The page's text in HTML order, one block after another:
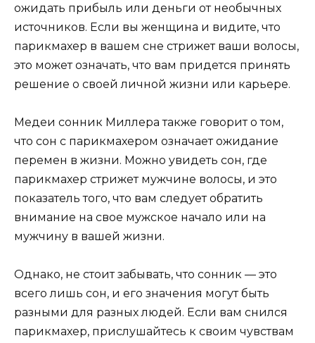
ожидать прибыль или деньги от необычных
источников. Если вы женщина и видите, что
парикмахер в вашем сне стрижет ваши волосы,
это может означать, что вам придется принять
решение о своей личной жизни или карьере.
Медеи сонник Миллера также говорит о том,
что сон с парикмахером означает ожидание
перемен в жизни. Можно увидеть сон, где
парикмахер стрижет мужчине волосы, и это
показатель того, что вам следует обратить
внимание на свое мужское начало или на
мужчину в вашей жизни.
Однако, не стоит забывать, что сонник — это
всего лишь сон, и его значения могут быть
разными для разных людей. Если вам снился
парикмахер, прислушайтесь к своим чувствам